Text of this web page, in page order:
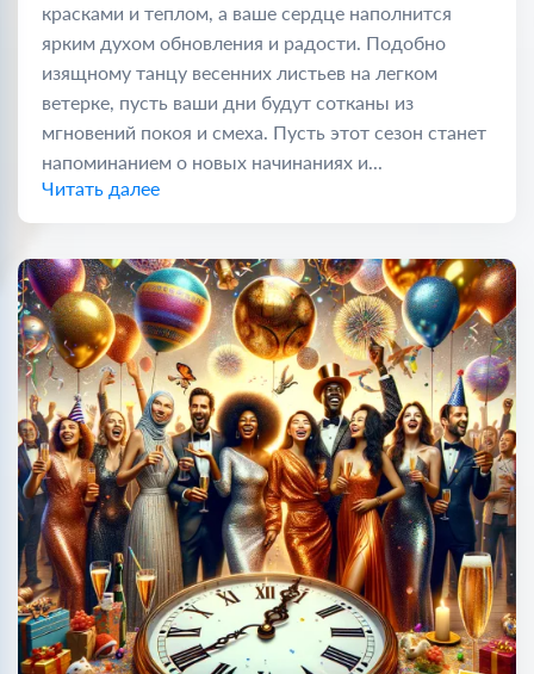
красками и теплом, а ваше сердце наполнится
ярким духом обновления и радости. Подобно
изящному танцу весенних листьев на легком
ветерке, пусть ваши дни будут сотканы из
мгновений покоя и смеха. Пусть этот сезон станет
напоминанием о новых начинаниях и...
Читать далее